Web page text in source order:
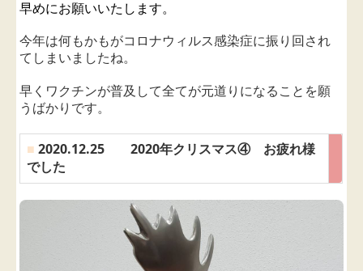
早めにお願いいたします。
今年は何もかもがコロナウィルス感染症に振り回され
てしまいましたね。
早くワクチンが普及して全てが元道りになることを願
うばかりです。
■ 2020.12.25 2020年クリスマス④ お疲れ様
でした